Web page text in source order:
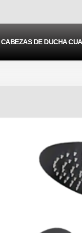
CABEZAS DE DUCHA